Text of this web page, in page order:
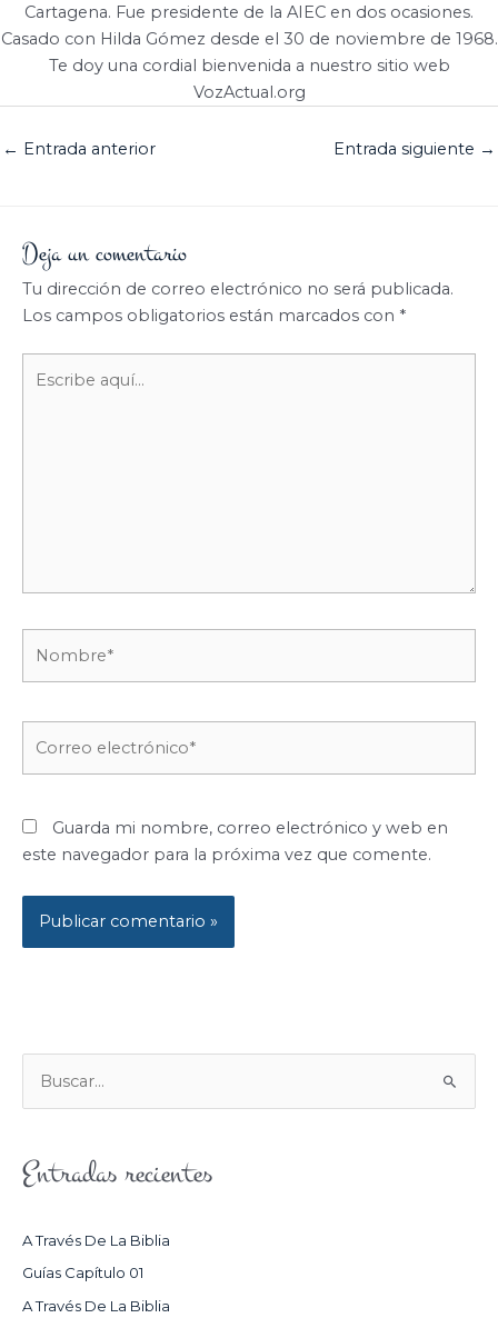
Cartagena. Fue presidente de la AIEC en dos ocasiones.
Casado con Hilda Gómez desde el 30 de noviembre de 1968.
Te doy una cordial bienvenida a nuestro sitio web
VozActual.org
← Entrada anterior Entrada siguiente →
Deja un comentario
Tu dirección de correo electrónico no será publicada.
Los campos obligatorios están marcados con *
aquí...
Guarda mi nombre, correo electrónico y web en
este navegador para la próxima vez que comente.
U
C
Entradas recientes
A Través De La Biblia
Guías Capítulo 01
A Través De La Biblia